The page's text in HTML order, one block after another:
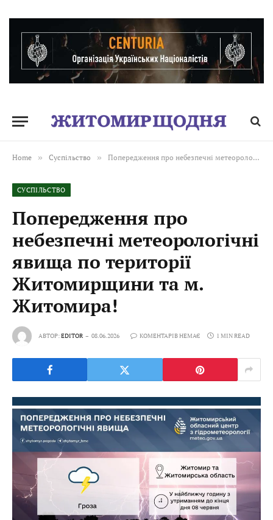
Home » Суспільство » Попередження про небезпечні метеорологічні явища по території Житомирщини та м. Житомира!
СУСПІЛЬСТВО
Попередження про
небезпечні метеорологічні
явища по території
Житомирщини та м.
Житомира!
АВТОР:EDITOR 08.06.2026 КОМЕНТАРІВ НЕМАЄ 1 MIN READ